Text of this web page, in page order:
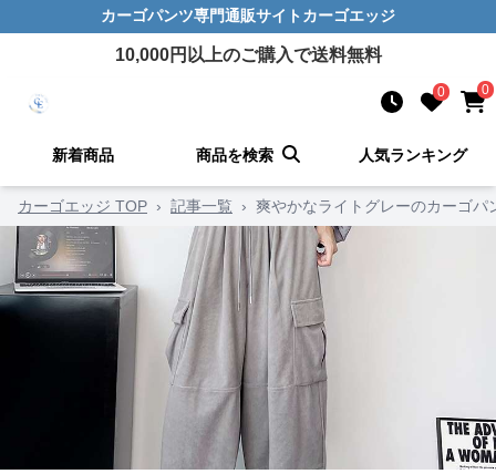
カーゴパンツ専門通販サイト カーゴエッジ
10,000円以上のご購入で送料無料
0 0
新着商品 商品を検索 人気ランキング
カーゴエッジ TOP › 記事一覧 › 爽やかなライトグレーのカーゴパ